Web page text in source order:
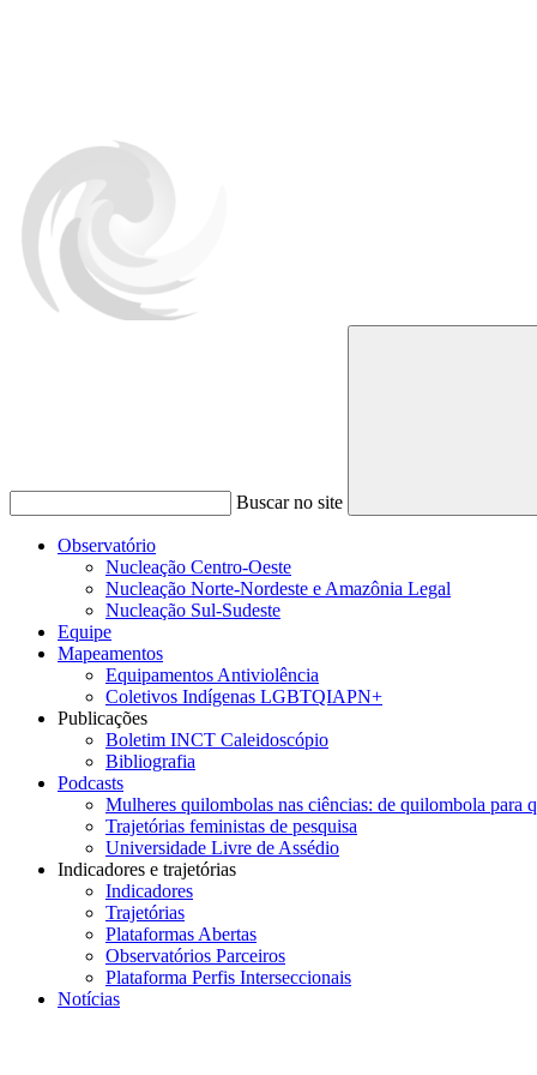
Buscar no site
Observatório
Nucleação Centro-Oeste
Nucleação Norte-Nordeste e Amazônia Legal
Nucleação Sul-Sudeste
Equipe
Mapeamentos
Equipamentos Antiviolência
Coletivos Indígenas LGBTQIAPN+
Publicações
Boletim INCT Caleidoscópio
Bibliografia
Podcasts
Mulheres quilombolas nas ciências: de quilombola para
Trajetórias feministas de pesquisa
Universidade Livre de Assédio
Indicadores e trajetórias
Indicadores
Trajetórias
Plataformas Abertas
Observatórios Parceiros
Plataforma Perfis Interseccionais
Notícias